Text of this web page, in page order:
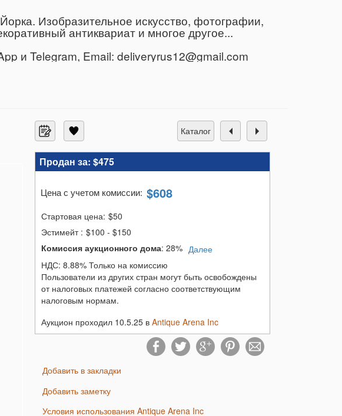
Изобразительное искусство, фотографии,
антиквариат и многое другое...
и Telegram, Email: deliveryrus12@gmail.com
каталог
Продан за: $475
Цена с учетом комиссии: $608
Стартовая цена: $50
Эстимейт : $100 - $150
Комиссия аукционного дома: 28%
Далее
НДС: 8.88% Только на комиссию
Пользователи из других стран могут быть освобождены
от налоговых платежей согласно соответствующим
налоговым нормам.
Аукцион проходил 10.5.25 в Antique Arena Inc
Добавить в закладки
Добавить заметку
Условия использования Antique Arena Inc